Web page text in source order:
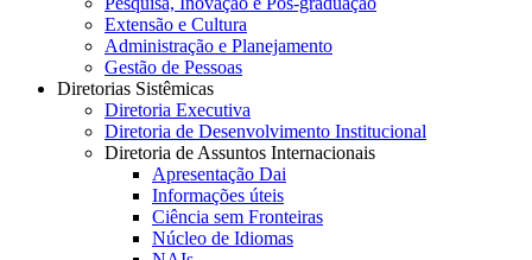
Extensão e Cultura
Administração e Planejamento
Gestão de Pessoas
Diretorias Sistêmicas
Diretoria Executiva
Diretoria de Desenvolvimento Institucional
Diretoria de Assuntos Internacionais
Apresentação Dai
Informações úteis
Ciência sem Fronteiras
Núcleo de Idiomas